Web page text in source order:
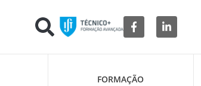
FORMAÇÃO